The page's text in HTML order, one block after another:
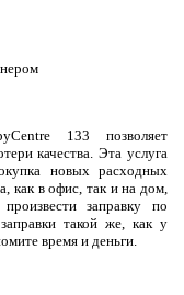
133 позволяет
качества. Эта услуга
новых расходных
как в офис, так и на дом,
заправку по
такой же, как у
время и деньги.